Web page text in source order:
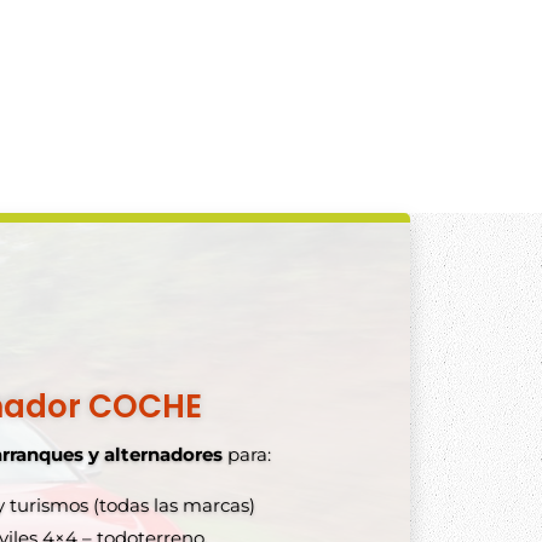
COCHE
y alternadorespara:
turismos (todas las marcas)
4×4 – todoterreno.